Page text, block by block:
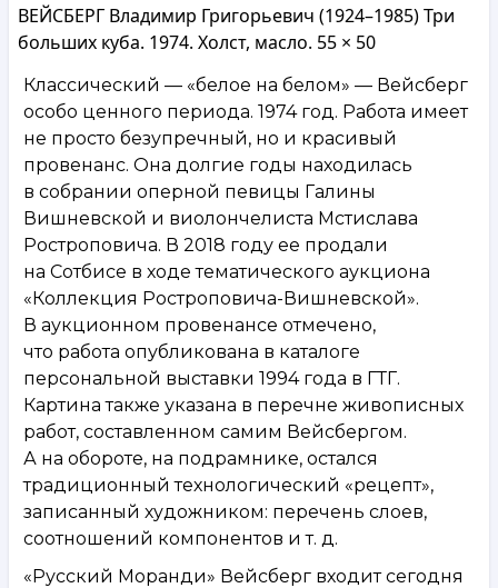
ВЕЙСБЕРГ Владимир Григорьевич (1924–1985) Три
больших куба. 1974. Холст, масло. 55 × 50
Классический — «белое на белом» — Вейсберг
особо ценного периода. 1974 год. Работа имеет
не просто безупречный, но и красивый
провенанс. Она долгие годы находилась
в собрании оперной певицы Галины
Вишневской и виолончелиста Мстислава
Ростроповича. В 2018 году ее продали
на Сотбисе в ходе тематического аукциона
«Коллекция Ростроповича-Вишневской».
В аукционном провенансе отмечено,
что работа опубликована в каталоге
персональной выставки 1994 года в ГТГ.
Картина также указана в перечне живописных
работ, составленном самим Вейсбергом.
А на обороте, на подрамнике, остался
традиционный технологический «рецепт»,
записанный художником: перечень слоев,
соотношений компонентов и т. д.
«Русский Моранди» Вейсберг входит сегодня